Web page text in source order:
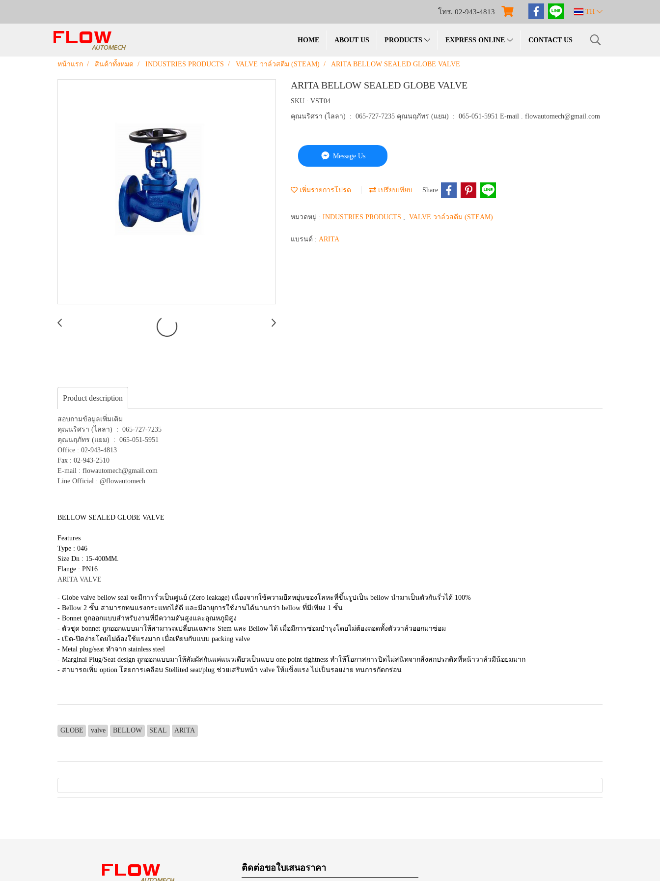
โทร. 02-943-4813 TH
HOME ABOUT US PRODUCTS EXPRESS ONLINE CONTACT US
หน้าแรก สินค้าทั้งหมด INDUSTRIES PRODUCTS VALVE วาล์วสตีม (STEAM) ARITA BELLOW SEALED GLOBE VALVE
ARITA BELLOW SEALED GLOBE VALVE
SKU : VST04
คุณนริศรา (ไลลา) : 065-727-7235 คุณนฤภัทร (แยม) : 065-051-5951 E-mail . flowautomech@gmail.com
Message Us
เพิ่มรายการโปรด เปรียบเทียบ Share
หมวดหมู่ : INDUSTRIES PRODUCTS VALVE วาล์วสตีม (STEAM)
แบรนด์ : ARITA
Product description
สอบถามข้อมูลเพิ่มเติม
คุณนริศรา (ไลลา) : 065-727-7235
คุณนฤภัทร (แยม) : 065-051-5951
Office : 02-943-4813
Fax : 02-943-2510
E-mail : flowautomech@gmail.com
Line Official : @flowautomech
BELLOW SEALED GLOBE VALVE
Features
Type : 046
Size Dn : 15-400MM.
Flange : PN16
ARITA VALVE
- Globe valve bellow seal จะมีการรั่วเป็นศูนย์ (Zero leakage) เนื่องจากใช้ความยืดหยุ่นของโลหะที่ขึ้นรูปเป็น bellow นำมาเป็นตัวกันรั่วได้ 100%
- Bellow 2 ชั้น สามารถทนแรงกระแทกได้ดี และมีอายุการใช้งานได้นานกว่า bellow ที่มีเพียง 1 ชั้น
- Bonnet ถูกออกแบบสำหรับงานที่มีความดันสูงและอุณหภูมิสูง
- ตัวชุด bonnet ถูกออกแบบมาให้สามารถเปลี่ยนเฉพาะ Stem และ Bellow ได้ เมื่อมีการซ่อมบำรุงโดยไม่ต้องถอดทั้งตัววาล์วออกมาซ่อม
- เปิด-ปิดง่ายโดยไม่ต้องใช้แรงมาก เมื่อเทียบกับแบบ packing valve
- Metal plug/seat ทำจาก stainless steel
- Marginal Plug/Seat design ถูกออกแบบมาให้สัมผัสกันแค่แนวเดียวเป็นแบบ one point tightness ทำให้โอกาสการปิดไม่สนิทจากสิ่งสกปรกติดที่หน้าวาล์วมีน้อยมมาก
- สามารถเพิ่ม option โดยการเคลือบ Stellited seat/plug ช่วยเสริมหน้า valve ให้แข็งแรง ไม่เป็นรอยง่าย ทนการกัดกร่อน
GLOBE valve BELLOW SEAL ARITA
ติดต่อขอใบเสนอราคา